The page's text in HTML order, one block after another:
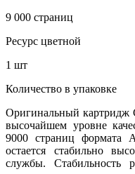
9 000 страниц
Ресурс цветной
1 шт
Количество в упаковке
Оригинальный картридж
высочайшем уровне
9000 страниц формата
остается стабильно
службы. Стабильность